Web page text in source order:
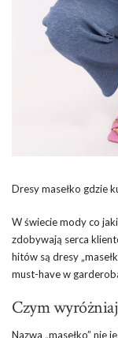
Dresy masełko gdzie
W świecie mody co
zdobywają serca
hitów są dresy
must-have w
Czym
Nazwa „masełko” nie